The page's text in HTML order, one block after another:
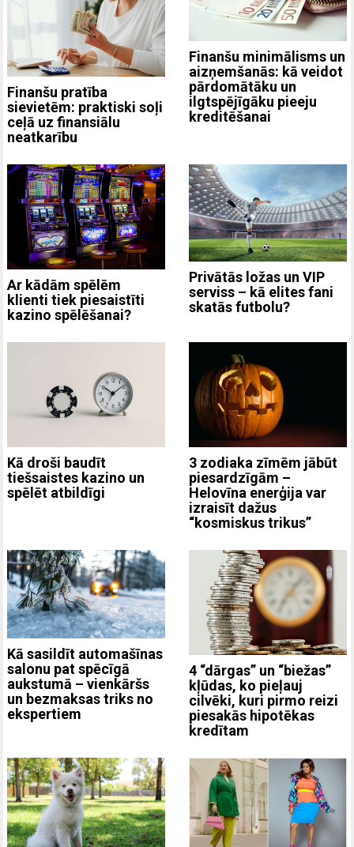
Finanšu pratība
sievietēm: praktiski soļi
ceļā uz finansiālu
neatkarību
Finanšu minimālisms un
aizņemšanās: kā veidot
pārdomātāku un
ilgtspējīgāku pieeju
kreditēšanai
Ar kādām spēlēm
klienti tiek piesaistīti
kazino spēlēšanai?
Privātās ložas un VIP
serviss – kā elites fani
skatās futbolu?
Kā droši baudīt
tiešsaistes kazino un
spēlēt atbildīgi
3 zodiaka zīmēm jābūt
piesardzīgām –
Helovīna enerģija var
izraisīt dažus
“kosmiskus trikus”
Kā sasildīt automašīnas
salonu pat spēcīgā
aukstumā – vienkāršs
un bezmaksas triks no
ekspertiem
4 “dārgas” un “biežas”
kļūdas, ko pieļauj
cilvēki, kuri pirmo reizi
piesakās hipotēkas
kredītam